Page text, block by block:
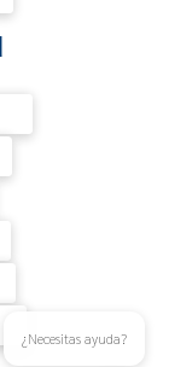
¿Necesitas ayuda?